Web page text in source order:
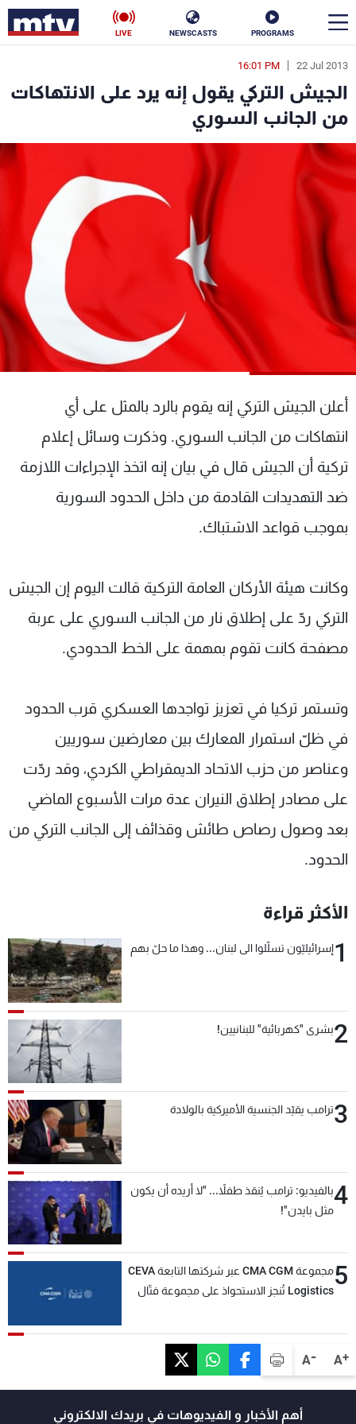
PROGRAMS
NEWSCASTS
LIVE
A+
A-
22 Jul 2013
16:01 PM
الجيش التركي يقول إنه يرد على الانتهاكات
من الجانب السوري
أعلن الجيش التركي إنه يقوم بالرد بالمثل على أي
انتهاكات من الجانب السوري. وذكرت وسائل إعلام
تركية أن الجيش قال في بيان إنه اتخذ الإجراءات اللازمة
ضد التهديدات القادمة من داخل الحدود السورية
بموجب قواعد الاشتباك.
وكانت هيئة الأركان العامة التركية قالت اليوم إن الجيش
التركي ردّ على إطلاق نار من الجانب السوري على عربة
مصفحة كانت تقوم بمهمة على الخط الحدودي.
وتستمر تركيا في تعزيز تواجدها العسكري قرب الحدود
في ظلّ استمرار المعارك بين معارضين سوريين
وعناصر من حزب الاتحاد الديمقراطي الكردي، وقد ردّت
على مصادر إطلاق النيران عدة مرات الأسبوع الماضي
بعد وصول رصاص طائش وقذائف إلى الجانب التركي من
الحدود.
الأكثر قراءة
1إسرائيليّون تسلّلوا الى لبنان... وهذا ما حلّ بهم
2بشرى "كهربائية" للبنانيين!
3ترامب يقيّد الجنسية الأميركية بالولادة
4بالفيديو: ترامب يُنقذ طفلاً... "لا أريده أن يكون
مثل بايدن"!
5
مجموعة CMA CGM عبر شركتها التابعة CEVA
Logistics تُنجز الاستحواذ على مجموعة فتّال
أهم الأخبار و الفيديوهات في بريدك الالكتروني
en
الأخبار
سياسة ناس
إقتصاد
كأس العالم
البرامج
شاهد البرامج
الترددات
الإنـتـاج
لاعلاناتكم
وظائف
تواصل معنا
شروط الإسـتخدام
سياسة الخصوصية